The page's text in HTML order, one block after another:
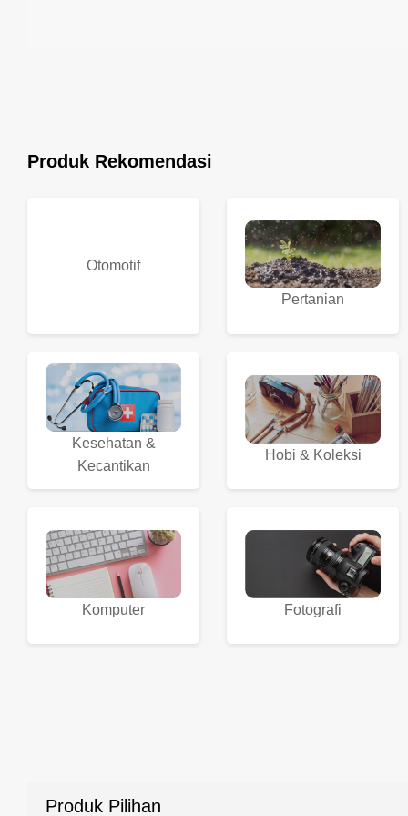
Produk Rekomendasi
Otomotif
Pertanian
Kesehatan &
Kecantikan
Hobi & Koleksi
Komputer Fotografi
Produk Pilihan